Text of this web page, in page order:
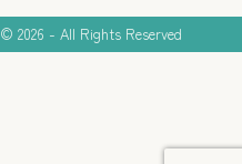
© 2026 - All Rights Reserved